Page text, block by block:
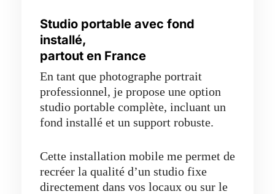
Studio portable avec fond
installé,
partout en France
En tant que photographe portrait
professionnel, je propose une option
studio portable complète, incluant un
fond installé et un support robuste.
Cette installation mobile me permet de
recréer la qualité d’un studio fixe
directement dans vos locaux ou sur le